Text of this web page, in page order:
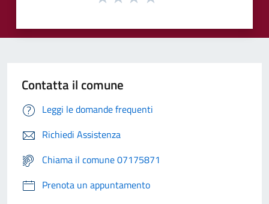
Contatta il comune
Leggi le domande frequenti
Richiedi Assistenza
Chiama il comune 07175871
Prenota un appuntamento